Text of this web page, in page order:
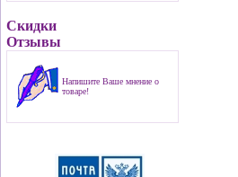
Скидки
Отзывы
Напишите Ваше мнение о
товаре!